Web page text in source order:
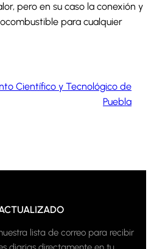
pero en su caso la conexión y
para cualquier
Científico y Tecnológico de
Puebla
lista de correo para recibir